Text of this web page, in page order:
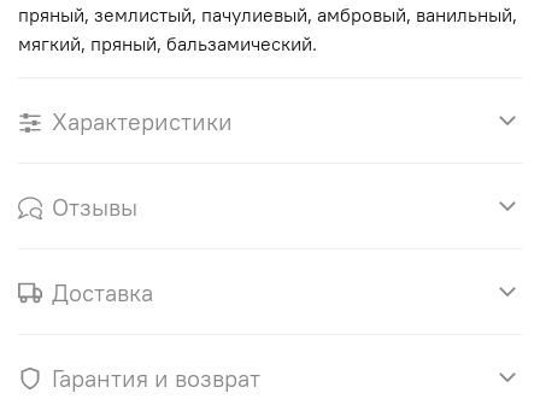
пряный, землистый, пачулиевый, амбровый, ванильный,
мягкий, пряный, бальзамический.
Характеристики
Отзывы
Доставка
Гарантия и возврат